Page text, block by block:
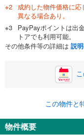
0万
自己資金から住宅購
い。一般的には物件
閉じる
ボーナス
0円
ナス時の増額分（1
ボーナス払いの限度
閉じる
月々の返済額
成約した物件価格に
異なる場合あり。
PayPayポイントは出
トアでも利用可能。
その他条件等の詳細は 説
この物件と
物件概要